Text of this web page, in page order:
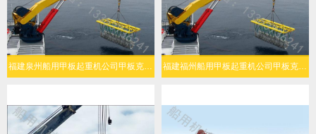
福建泉州船用甲板起重机公司甲板克令吊安全性高 福建福州船用甲板起重机公司甲板克令吊工作效率高